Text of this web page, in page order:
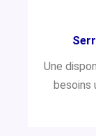
Une
besoins